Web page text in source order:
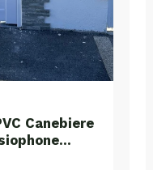
Canebiere